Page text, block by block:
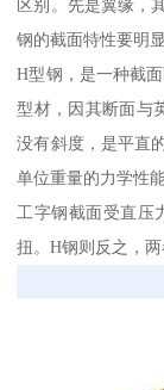
区别。先是翼缘，
钢的截面特性要明
H型钢，是一种截
型材，因其断面与
没有斜度，是平直
单位重量的力学性
工字钢截面受直压
扭。H钢则反之，两